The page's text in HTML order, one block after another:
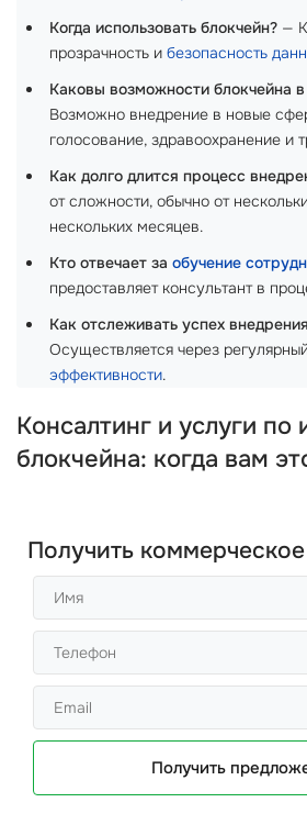
Когда использовать блокчейн? —
прозрачность и безопасность
Каковы возможности блокчейна
Возможно внедрение в новые
голосование, здравоохранение и
Как долго длится процесс
от сложности, обычно от
нескольких месяцев.
Кто отвечает за обучение
предоставляет консультант в
Как отслеживать успех
Осуществляется через
эффективности.
Консалтинг и услуги по
блокчейна: когда вам
Получить
Получить